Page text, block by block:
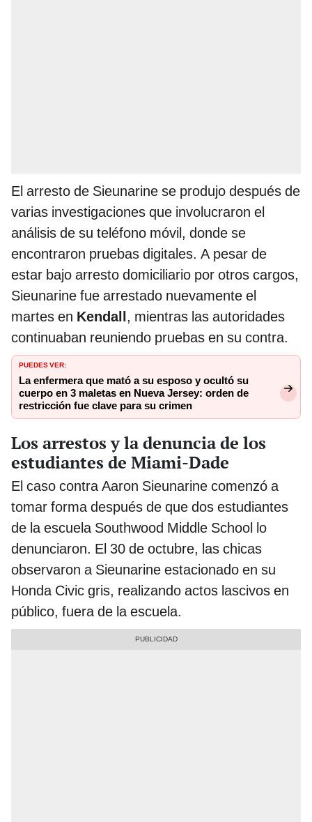
El arresto de Sieunarine se produjo después de
varias investigaciones que involucraron el
análisis de su teléfono móvil, donde se
encontraron pruebas digitales. A pesar de
estar bajo arresto domiciliario por otros cargos,
Sieunarine fue arrestado nuevamente el
martes en Kendall, mientras las autoridades
continuaban reuniendo pruebas en su contra.
PUEDES VER:
La enfermera que mató a su esposo y ocultó su
cuerpo en 3 maletas en Nueva Jersey: orden de
restricción fue clave para su crimen
Los arrestos y la denuncia de los
estudiantes de Miami-Dade
El caso contra Aaron Sieunarine comenzó a
tomar forma después de que dos estudiantes
de la escuela Southwood Middle School lo
denunciaron. El 30 de octubre, las chicas
observaron a Sieunarine estacionado en su
Honda Civic gris, realizando actos lascivos en
público, fuera de la escuela.